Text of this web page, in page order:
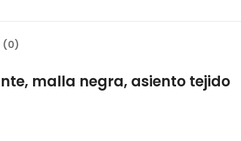
(0)
malla negra, asiento tejido